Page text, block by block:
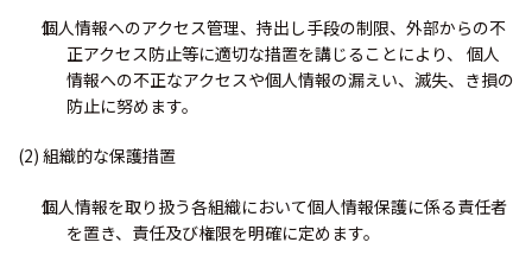
個人情報へのアクセス管理、持出し手段の制限、外部からの不
正アクセス防止等に適切な措置を講じることにより、 個人
情報への不正なアクセスや個人情報の漏えい、滅失、き損の
防止に努めます。
(2) 組織的な保護措置
個人情報を取り扱う各組織において個人情報保護に係る責任者
を置き、責任及び権限を明確に定めます。